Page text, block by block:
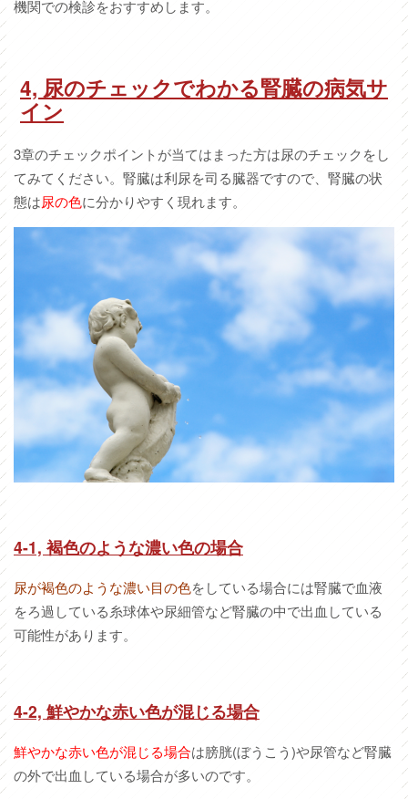
機関での検診をおすすめします。
4, 尿のチェックでわかる腎臓の病気サ
イン
3章のチェックポイントが当てはまった方は尿のチェックをし
てみてください。腎臓は利尿を司る臓器ですので、腎臓の状
態は尿の色に分かりやすく現れます。
4-1, 褐色のような濃い色の場合
尿が褐色のような濃い目の色をしている場合には腎臓で血液
をろ過している糸球体や尿細管など腎臓の中で出血している
可能性があります。
4-2, 鮮やかな赤い色が混じる場合
鮮やかな赤い色が混じる場合は膀胱(ぼうこう)や尿管など腎臓
の外で出血している場合が多いのです。